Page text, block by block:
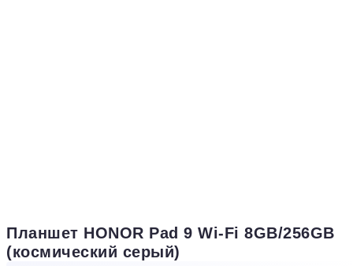
Планшет HONOR Pad 9 Wi-Fi 8GB/256GB
(космический серый)